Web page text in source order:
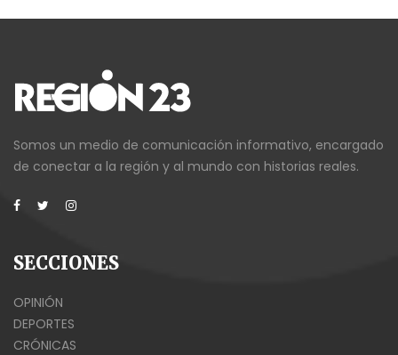
Somos un medio de comunicación informativo, encargado
de conectar a la región y al mundo con historias reales.
SECCIONES
OPINIÓN
DEPORTES
CRÓNICAS